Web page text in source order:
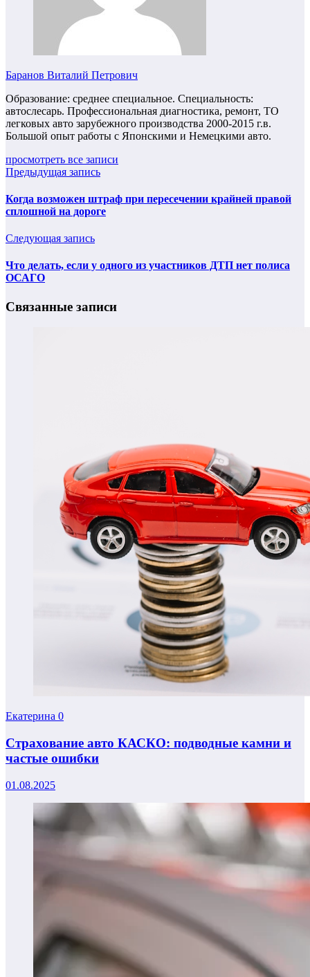
Баранов Виталий Петрович
Образование: среднее специальное. Специальность:
автослесарь. Профессиональная диагностика, ремонт, ТО
легковых авто зарубежного производства 2000-2015 г.в.
Большой опыт работы с Японскими и Немецкими авто.
просмотреть все записи
Предыдущая запись
Когда возможен штраф при пересечении крайней правой
сплошной на дороге
Следующая запись
Что делать, если у одного из участников ДТП нет полиса
ОСАГО
Связанные записи
Екатерина 0
Страхование авто КАСКО: подводные камни и
частые ошибки
01.08.2025